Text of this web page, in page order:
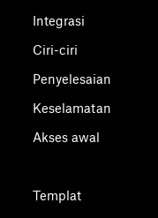
Integrasi
Ciri-ciri
Penyelesaian
Keselamatan
Akses awal
Templat